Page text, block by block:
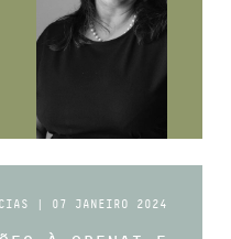
| 07 JANEIRO 2024